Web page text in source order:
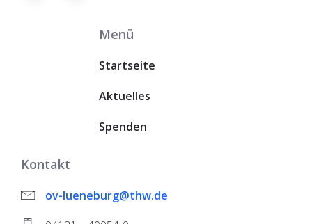
Menü
Startseite
Aktuelles
Spenden
Kontakt
ov-lueneburg@thw.de